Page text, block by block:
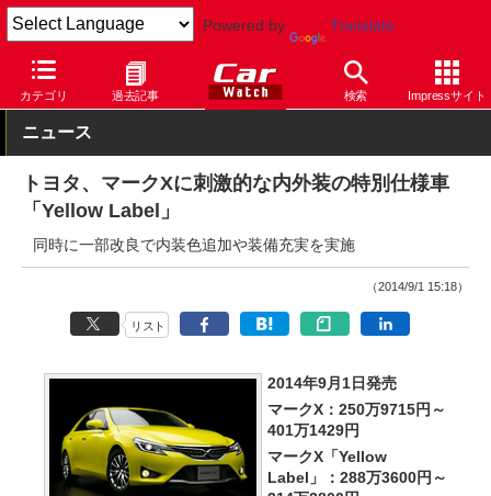
Powered by Translate
カテゴリ 過去記事 検索 Impressサイト
Car Watch 自動車 トヨタ マークX
ニュース
トヨタ、マークXに刺激的な内外装の特別仕様車
「Yellow Label」
同時に一部改良で内装色追加や装備充実を実施
（2014/9/1 15:18）
リスト
2014年9月1日発売
マークX：250万9715円～
401万1429円
マークX「Yellow
Label」：288万3600円～